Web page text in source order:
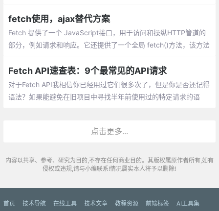
览器兼容的问题
fetch使用，ajax替代方案
Fetch 提供了一个 JavaScript接口，用于访问和操纵HTTP管道的
部分，例如请求和响应。它还提供了一个全局 fetch()方法，该方法
Fetch API速查表：9个最常见的API请求
对于Fetch API我相信你已经用过它们很多次了，但是你是否还记得
语法？如果能避免在旧项目中寻找半年前使用过的特定请求的语
点击更多...
内容以共享、参考、研究为目的,不存在任何商业目的。其版权属原作者所有,如有
侵权或违规,请与小编联系!情况属实本人将予以删除!
首页 技术导航 在线工具 技术文章 教程资源 前端标签 AI工具集